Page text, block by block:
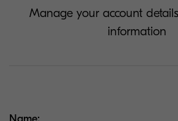
Manage your account
information